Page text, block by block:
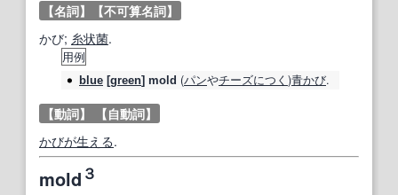
【名詞】
【不可算名詞】
かび; 糸状菌.
用例
blue [green] mold (パンやチーズにつく )青かび.
【動詞】
【自動詞】
かびが生える.
mold ３